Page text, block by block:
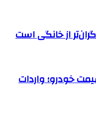
خودرو؛ واردات